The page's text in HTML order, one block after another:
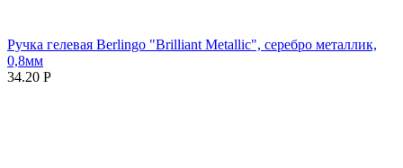
Ручка гелевая Berlingo "Brilliant Metallic", серебро металлик,
0,8мм
34.20 Р